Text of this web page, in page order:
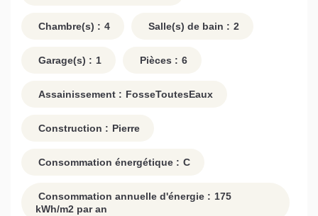
Chambre(s) : 4 Salle(s) de bain : 2
Garage(s) : 1 Pièces : 6
Assainissement : FosseToutesEaux
Construction : Pierre
Consommation énergétique : C
Consommation annuelle d'énergie : 175
kWh/m2 par an